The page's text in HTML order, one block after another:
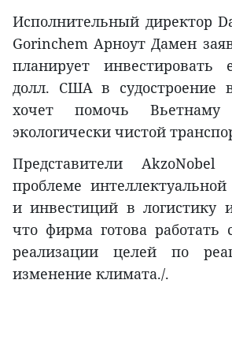
Исполнительный директор
Gorinchem Арноут Дамен
планирует
долл. США в судостроение
хочет помочь
экологически чистой
Представители
проблеме интеллектуальной
и инвестиций в логистику
что фирма готова работать
реализации целей по
изменение климата./.